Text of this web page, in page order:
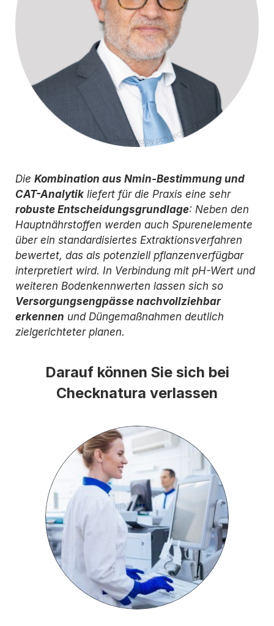
Die Kombination aus Nmin-Bestimmung und
CAT-Analytik liefert für die Praxis eine sehr
robuste Entscheidungsgrundlage: Neben den
Hauptnährstoffen werden auch Spurenelemente
über ein standardisiertes Extraktionsverfahren
bewertet, das als potenziell pflanzenverfügbar
interpretiert wird. In Verbindung mit pH-Wert und
weiteren Bodenkennwerten lassen sich so
Versorgungsengpässe nachvollziehbar
erkennen und Düngemaßnahmen deutlich
zielgerichteter planen.
Darauf können Sie sich bei
Checknatura verlassen